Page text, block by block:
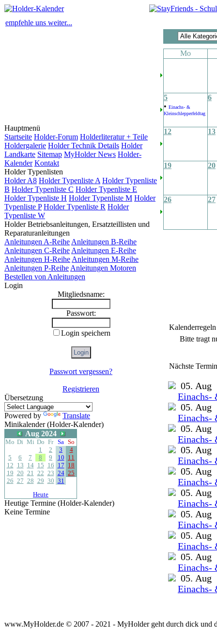
empfehle uns weiter...
Hauptmenü
Startseite Holder-Forum Holderliteratur + Teile
Holdergalerie Holder Technik Details Holder
Landkarte Sitemap MyHolder News Holder-
Kalender Kontakt
Holder Typenlisten
Holder A8 Holder Typenliste A Holder Typenliste
B Holder Typenliste C Holder Typenliste E
Holder Typenliste H Holder Typenliste M Holder
Typenliste P Holder Typenliste R Holder
Typenliste W
Holder Betriebsanleitungen, Ersatzteillisten und
Reparaturanleitungen
Anleitungen A-Reihe Anleitungen B-Reihe
Anleitungen C-Reihe Anleitungen E-Reihe
Anleitungen H-Reihe Anleitungen M-Reihe
Anleitungen P-Reihe Anleitungen Motoren
Bestellen von Anleitungen
Login
Mitgliedsname:
Passwort:
Login speichern
Passwort vergessen?
Registrieren
Übersetzung
Powered by
Translate
Minikalender (Holder-Kalender)
Aug 2024
Mo Di Mi Do Fr Sa So
1
2 3
4
5
6 7 8 9 10 11
12 13 14 15 16 17 18
19 20 21 22 23 24 25
26 27 28 29 30 31
Heute
Heutige Termine (Holder-Kalender)
Keine Termine
Mo
5
• Einachs- &
Kleinschlepperfeldtag
6
12 13
19 20
26 27
Kalenderregeln
Bitte tragt
Nächste
05. Aug
Einachs-
05. Aug
Einachs-
05. Aug
Einachs-
05. Aug
Einachs-
05. Aug
Einachs-
05. Aug
Einachs-
05. Aug
Einachs-
05. Aug
Einachs-
05. Aug
Einachs-
05. Aug
Einachs-
www.MyHolder.de © 2007 - 2021 - MyHolder geht durch dick und